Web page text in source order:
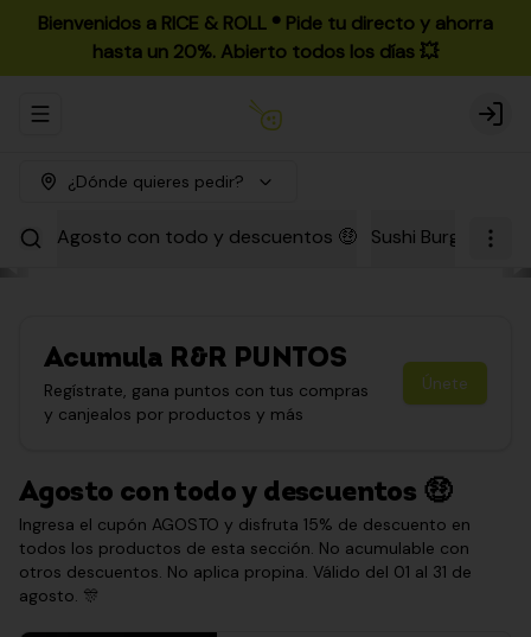
Bienvenidos a RICE & ROLL ®️ Pide tu directo y ahorra
hasta un 20%. Abierto todos los días 💥
Abrir menu de navegación Login
¿Dónde quieres pedir?
Agosto con todo y descuentos 🤑 Sushi Burgers
Acumula R&R PUNTOS
Regístrate, gana puntos con tus compras
y canjealos por productos y más
Únete
Agosto con todo y descuentos 🤑
Ingresa el cupón AGOSTO y disfruta 15% de descuento en
todos los productos de esta sección. No acumulable con
otros descuentos. No aplica propina. Válido del 01 al 31 de
agosto. 🎊